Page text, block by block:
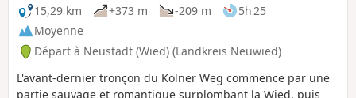
15,29 km
+373 m -209 m
5h 25
Moyenne
Départ à Neustadt (Wied) (Landkreis Neuwied)
L'avant-dernier tronçon du Kölner Weg commence par une
partie sauvage et romantique surplombant la Wied, puis